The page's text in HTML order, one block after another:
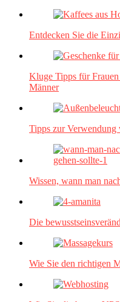
Entdecken Sie die
Kluge Tipps für
Männer
Tipps zur
Wissen, wann man
Die
Wie Sie den richtigen